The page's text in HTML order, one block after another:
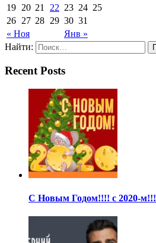
« Ноя Янв »
19 20 21 22 23 24 25
26 27 28 29 30 31
Найти:
Recent Posts
С Новым Годом!!!! с 2020-м!!!